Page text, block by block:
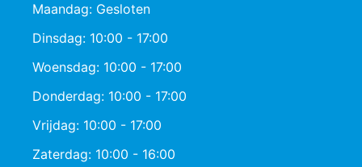
Maandag: Gesloten
Dinsdag: 10:00 - 17:00
Woensdag: 10:00 - 17:00
Donderdag: 10:00 - 17:00
Vrijdag: 10:00 - 17:00
Zaterdag: 10:00 - 16:00